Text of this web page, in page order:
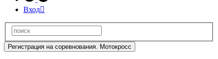
Вход
Регистрация на соревнования. Мотокросс